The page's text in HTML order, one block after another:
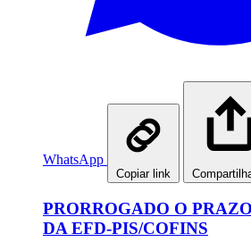
WhatsApp
Copiar link
PRORROGADO O
DA EFD-PIS/COFINS